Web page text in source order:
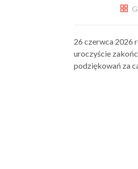
26 czerwca 2026
uroczyście
podziękowań za